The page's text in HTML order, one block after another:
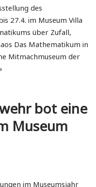
des
27.4. im Museum Villa
über Zufall,
Das Mathematikum in
Mitmachmuseum der
bot eine
Museum
im Museumsjahr